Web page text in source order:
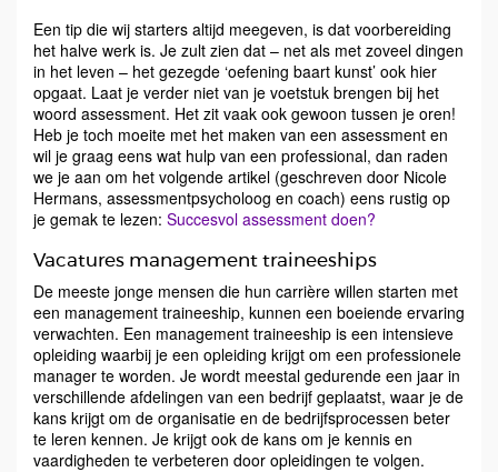
Een tip die wij starters altijd meegeven, is dat voorbereiding
het halve werk is. Je zult zien dat – net als met zoveel dingen
in het leven – het gezegde ‘oefening baart kunst’ ook hier
opgaat. Laat je verder niet van je voetstuk brengen bij het
woord assessment. Het zit vaak ook gewoon tussen je oren!
Heb je toch moeite met het maken van een assessment en
wil je graag eens wat hulp van een professional, dan raden
we je aan om het volgende artikel (geschreven door Nicole
Hermans, assessmentpsycholoog en coach) eens rustig op
je gemak te lezen: Succesvol assessment doen?
Vacatures management traineeships
De meeste jonge mensen die hun carrière willen starten met
een management traineeship, kunnen een boeiende ervaring
verwachten. Een management traineeship is een intensieve
opleiding waarbij je een opleiding krijgt om een professionele
manager te worden. Je wordt meestal gedurende een jaar in
verschillende afdelingen van een bedrijf geplaatst, waar je de
kans krijgt om de organisatie en de bedrijfsprocessen beter
te leren kennen. Je krijgt ook de kans om je kennis en
vaardigheden te verbeteren door opleidingen te volgen.